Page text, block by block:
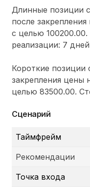
Длинные позиции
после
с целью
реализации: 7
Короткие позиции
закрепления цены
целью 83500.00.
Сценарий
Таймфрейм
Рекомендации
Точка входа